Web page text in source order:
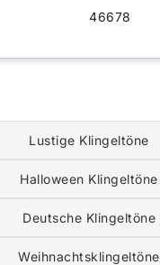
46678
Lustige Klingeltöne
Halloween Klingeltöne
Deutsche Klingeltöne
Weihnachtsklingeltöne